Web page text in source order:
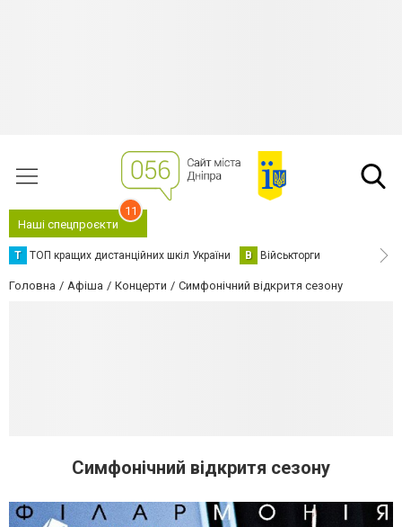
Наші спецпроєкти
11
Т ТОП кращих дистанційних шкіл України В Військторги
Головна Афіша Концерти Симфонічний відкритя сезону
Симфонічний відкритя сезону